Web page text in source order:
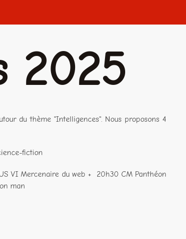
2025
du thème "Intelligences". Nous proposons 4
fiction
VI Mercenaire du web + 20h30 CM Panthéon
man